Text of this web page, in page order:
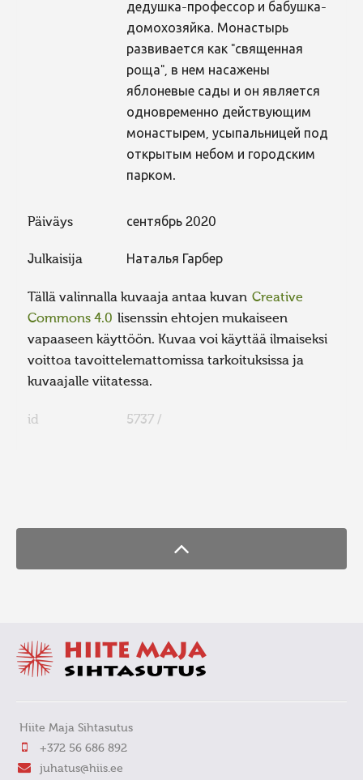
дедушка-профессор и бабушка-
домохозяйка. Монастырь
развивается как "священная
роща", в нем насажены
яблоневые сады и он является
одновременно действующим
монастырем, усыпальницей под
открытым небом и городским
парком.
Päiväys сентябрь 2020
Julkaisija Наталья Гарбер
Tällä valinnalla kuvaaja antaa kuvan Creative
Commons 4.0 lisenssin ehtojen mukaiseen
vapaaseen käyttöön. Kuvaa voi käyttää ilmaiseksi
voittoa tavoittelemattomissa tarkoituksissa ja
kuvaajalle viitatessa.
id 5737 /
Hiite Maja Sihtasutus
+372 56 686 892
juhatus@hiis.ee